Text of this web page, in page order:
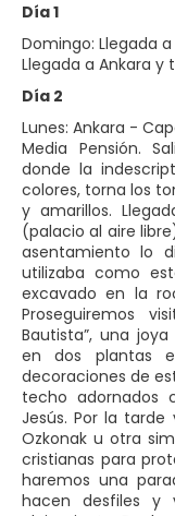
Día 1
Domingo: Llegada a
Llegada a Ankara y
Día 2
Lunes: Ankara -
Media Pensión.
donde la
colores, torna los
y amarillos.
(palacio al aire
asentamiento lo
utilizaba como
excavado en la
Proseguiremos
Bautista”, una
en dos plantas
decoraciones de
techo adornados
Jesús. Por la
Ozkonak u otra
cristianas para
haremos una
hacen desfiles y